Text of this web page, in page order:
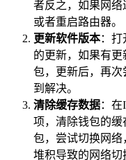
者反之，如果网
或者重启路由器。
更新软件版本：打
的更新，如果有
包，更新后，再
到解决。
清除缓存数据：
项，清除钱包的
包，尝试切换网
堆积导致的网络切